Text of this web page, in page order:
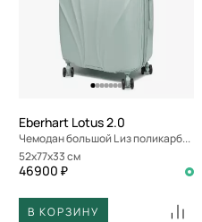
Eberhart Lotus 2.0
Чемодан большой L из поликарбоната
52x77x33 см
46900 ₽
В КОРЗИНУ